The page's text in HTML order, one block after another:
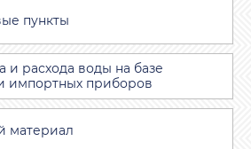
пункты
и расхода воды на базе
импортных приборов
материал